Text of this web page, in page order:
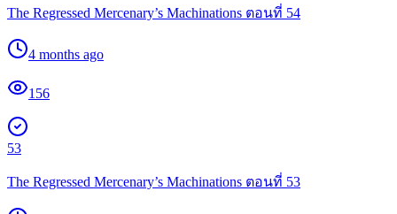
The Regressed Mercenary’s Machinations ตอนที่ 54
4 months ago
156
53
The Regressed Mercenary’s Machinations ตอนที่ 53